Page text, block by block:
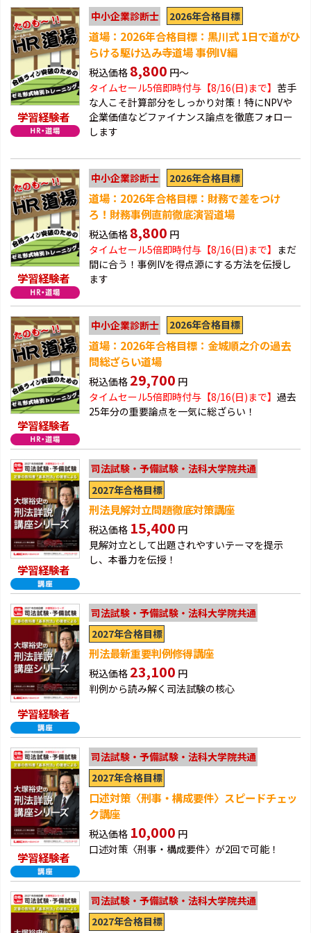
学習経験者
中小企業診断士 2026年合格目標
道場：2026年合格目標：黒川式 1日で道がひ
らける駆け込み寺道場 事例IV編
税込価格 8,800 円～
タイムセール5倍即時付与【8/16(日)まで】 苦手
な人こそ計算部分をしっかり対策！特にNPVや
企業価値などファイナンス論点を徹底フォロー
します
学習経験者
中小企業診断士 2026年合格目標
道場：2026年合格目標：財務で差をつけ
ろ！財務事例直前徹底演習道場
税込価格 8,800 円
タイムセール5倍即時付与【8/16(日)まで】 まだ
間に合う！事例IVを得点源にする方法を伝授し
ます
学習経験者
中小企業診断士 2026年合格目標
道場：2026年合格目標：金城順之介の過去
問総ざらい道場
税込価格 29,700 円
タイムセール5倍即時付与【8/16(日)まで】 過去
25年分の重要論点を一気に総ざらい！
学習経験者
司法試験・予備試験・法科大学院共通
2027年合格目標
刑法見解対立問題徹底対策講座
税込価格 15,400 円
見解対立として出題されやすいテーマを提示
し、本番力を伝授！
学習経験者
司法試験・予備試験・法科大学院共通
2027年合格目標
刑法最新重要判例修得講座
税込価格 23,100 円
判例から読み解く司法試験の核心
学習経験者
司法試験・予備試験・法科大学院共通
2027年合格目標
口述対策〈刑事・構成要件〉スピードチェッ
ク講座
税込価格 10,000 円
口述対策〈刑事・構成要件〉が2回で可能！
司法試験・予備試験・法科大学院共通
2027年合格目標